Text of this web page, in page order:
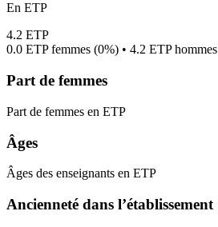
En ETP
4.2 ETP
0.0 ETP femmes (0%) • 4.2 ETP hommes
Part de femmes
Part de femmes en ETP
Âges
Âges des enseignants en ETP
Ancienneté dans l’établissement